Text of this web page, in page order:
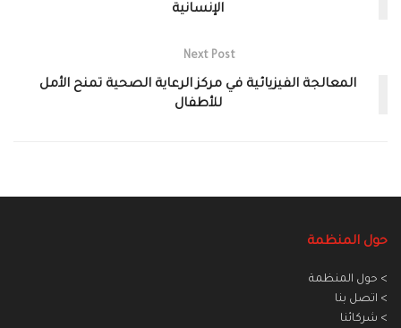
الإنسانية
Next Post
المعالجة الفيزيائية في مركز الرعاية الصحية تمنح الأمل
للأطفال
حول المنظمة
> حول المنظمة
> اتصل بنا
> شركائنا